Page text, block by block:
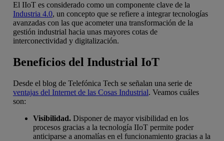
El IIoT es considerado como un componente clave de la
Industria 4.0, un concepto que se refiere a integrar tecnologías
avanzadas con las que acometer una transformación de la
gestión industrial hacia unas mayores cotas de
interconectividad y digitalización.
Beneficios del Industrial IoT
Desde el blog de Telefónica Tech se señalan una serie de
ventajas del Internet de las Cosas Industrial. Veamos cuáles
son:
Visibilidad. Disponer de mayor visibilidad en los
procesos gracias a la tecnología IIoT permite poder
anticiparse a anomalías en el funcionamiento gracias a la